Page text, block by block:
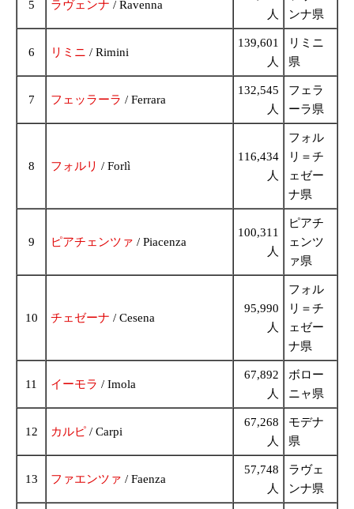
5 ラヴェンナ / Ravenna
人
ンナ県
6 リミニ / Rimini
139,601
人
リミニ
県
7 フェッラーラ / Ferrara
132,545
人
フェラ
ーラ県
8 フォルリ / Forlì
116,434
人
フォル
リ＝チ
ェゼー
ナ県
9 ピアチェンツァ / Piacenza
100,311
人
ピアチ
ェンツ
ァ県
10 チェゼーナ / Cesena
95,990
人
フォル
リ＝チ
ェゼー
ナ県
11 イーモラ / Imola
67,892
人
ボロー
ニャ県
12 カルピ / Carpi
67,268
人
モデナ
県
13 ファエンツァ / Faenza
57,748
人
ラヴェ
ンナ県